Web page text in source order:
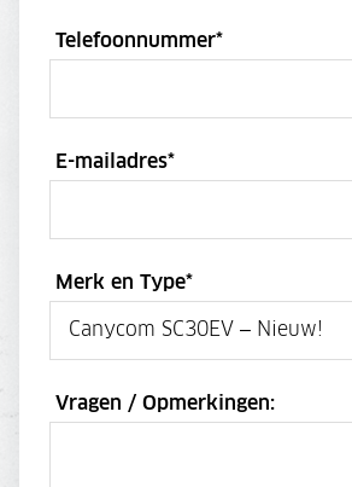
Telefoonnummer*
E-mailadres*
Merk en Type*
Vragen / Opmerkingen: